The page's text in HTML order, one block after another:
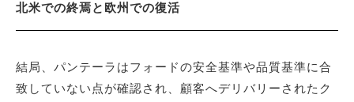
北米での終焉と欧州での復活
結局、パンテーラはフォードの安全基準や品質基準に合
致していない点が確認され、顧客へデリバリーされたク